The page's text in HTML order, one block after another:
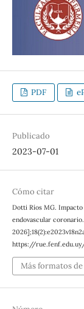
PDF
Publicado
2023-07-01
Cómo citar
Dotti Ríos MG.
endovascular
https://
Más formatos